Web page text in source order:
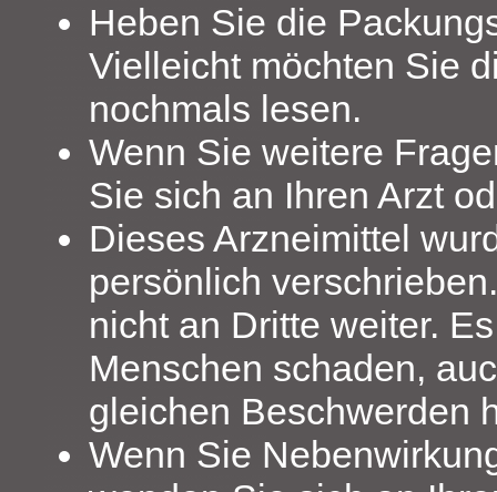
Heben Sie die
Vielleicht möchten Sie
nochmals lesen.
Wenn Sie weitere
Sie sich an Ihren Arzt
Dieses Arzneimittel
persönlich
nicht an Dritte weiter.
Menschen schaden,
gleichen Beschwerden
Wenn Sie